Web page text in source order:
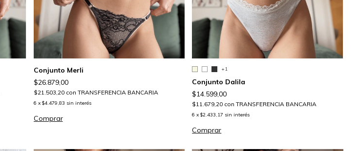
Conjunto Merli
$26.879,00
$21.503,20 con TRANSFERENCIA BANCARIA
6 x $4.479,83 sin interés
Comprar
+1
Conjunto Dalila
$14.599,00
$11.679,20 con TRANSFERENCIA BANCARIA
6 x$2.433,17 sin interés
Comprar